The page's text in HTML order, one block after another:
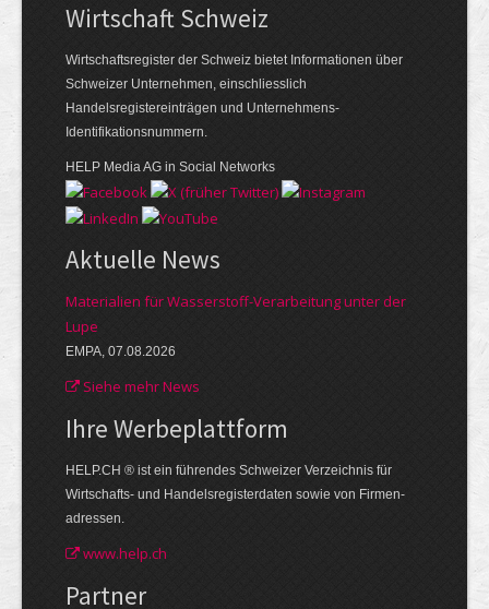
Wirtschaft Schweiz
Wirtschaftsregister der Schweiz bietet Informationen über
Schweizer Unternehmen, einschliesslich
Handelsregistereinträgen und Unternehmens-
Identifikationsnummern.
HELP Media AG in Social Networks
Aktuelle News
Materialien für Wasserstoff-Verarbeitung unter der
Lupe
EMPA, 07.08.2026
Siehe mehr News
Ihre Werbe­plattform
HELP.CH ® ist ein führendes Schweizer Verzeichnis für
Wirtschafts- und Handelsregisterdaten sowie von Firmen­
adressen.
www.help.ch
Partner